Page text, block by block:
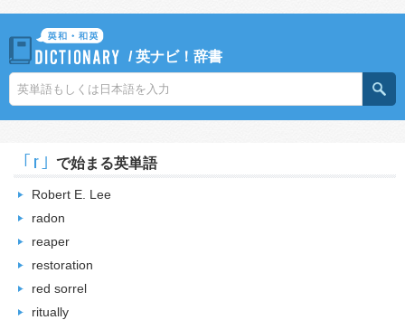
/英ナビ！辞書
｢r｣ で始まる英単語
Robert E. Lee
radon
reaper
restoration
red sorrel
ritually